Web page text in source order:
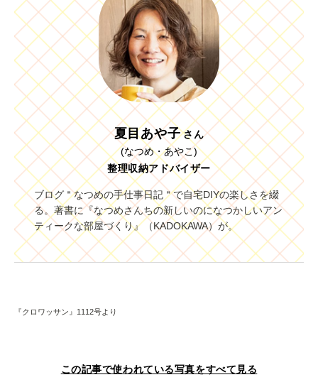
夏目あや子 さん
(なつめ・あやこ)
整理収納アドバイザー
ブログ＂なつめの手仕事日記＂で自宅DIYの楽しさを綴
る。著書に『なつめさんちの新しいのになつかしいアン
ティークな部屋づくり』（KADOKAWA）が。
『クロワッサン』1112号より
この記事で使われている写真をすべて見る